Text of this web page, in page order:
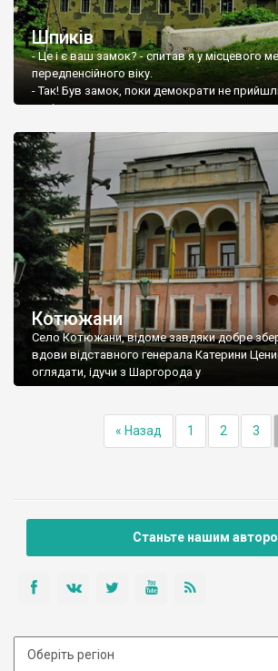
Шпиків
- Це і є ваш замок? - спитав я у місцевого
передпенсійного віку.
- Так! Був замок, поки демократи не
усміхнувшись.
Котюжани
Село Котюжани, відоме завдяки добре
вдови відставного генерала Катерини
оглядати, ідучи з Шаргорода у
« Назад 1 2 3
Станьте нашим